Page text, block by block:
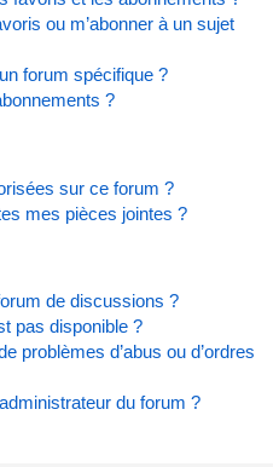
ou m’abonner à un sujet
forum spécifique ?
?
sur ce forum ?
mes pièces jointes ?
de discussions ?
pas disponible ?
problèmes d’abus ou d’ordres
du forum ?